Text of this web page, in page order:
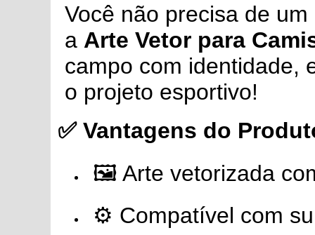
Você não precisa de
a Arte Vetor para
campo com identidade,
o projeto esportivo!
✅ Vantagens do
🖼️ Arte vetorizada
⚙️ Compatível com